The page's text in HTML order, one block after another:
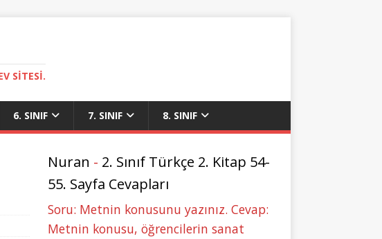
SITESI.
6. SINIF 7. SINIF 8. SINIF
Nuran - 2. Sınıf Türkçe 2. Kitap 54-
55. Sayfa Cevapları
Soru: Metnin konusunu yazınız. Cevap:
Metnin konusu, öğrencilerin sanat